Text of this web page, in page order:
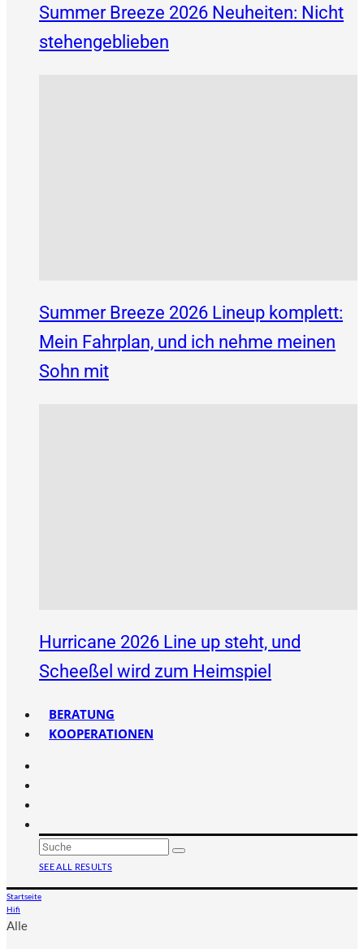
Summer Breeze 2026 Neuheiten: Nicht
stehengeblieben
Summer Breeze 2026 Lineup komplett:
Mein Fahrplan, und ich nehme meinen
Sohn mit
Hurricane 2026 Line up steht, und
Scheeßel wird zum Heimspiel
BERATUNG
KOOPERATIONEN
SEE ALL RESULTS
Startseite
Hifi
Alle